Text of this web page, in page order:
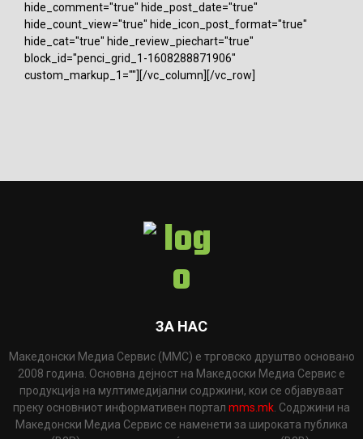
hide_comment="true" hide_post_date="true"
hide_count_view="true" hide_icon_post_format="true"
hide_cat="true" hide_review_piechart="true"
block_id="penci_grid_1-1608288871906"
custom_markup_1=""][/vc_column][/vc_row]
ЗА НАС
Македонски Медиа Сервис (ММС) е трговско друштво основано
2008 година. Основна дејност на Македоски Медиа Сервис е
продукција на мултимедијални содржини, кои се објавуваат
преку основниот информативен портал mms.mk . Содржини на
Македонски Медиа Сервис се наменети за широката публика